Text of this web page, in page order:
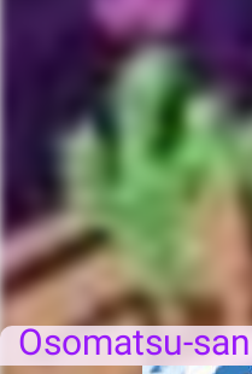
Osomatsu-san